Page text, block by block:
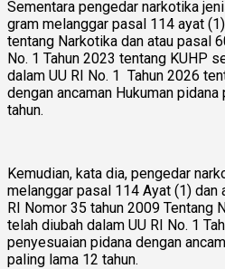
Sementara pengedar narkotika
gram melanggar pasal 114 ayat
tentang Narkotika dan atau pasal
No. 1 Tahun 2023 tentang KUHP
dalam UU RI No. 1 Tahun 2026
dengan ancaman Hukuman
tahun.
Kemudian, kata dia, pengedar
melanggar pasal 114 Ayat (1) dan
RI Nomor 35 tahun 2009 Tentang
telah diubah dalam UU RI No. 1
penyesuaian pidana dengan
paling lama 12 tahun.